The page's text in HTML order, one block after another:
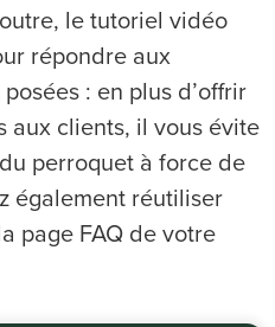
le tutoriel vidéo
répondre aux
: en plus d’offrir
aux clients, il vous évite
perroquet à force de
également réutiliser
page FAQ de votre